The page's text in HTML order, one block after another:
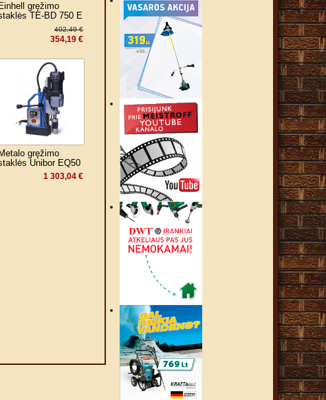
Einhell gręžimo
TE-BD 750 E
402,49 €
354,19 €
Metalo gręžimo
Unibor EQ50
1 303,04 €